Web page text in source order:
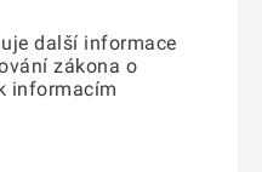
další informace
zákona o
informacím